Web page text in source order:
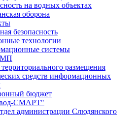
на водных объектах
оборона
безопасность
технологии
системы
территориального размещения
средств информационных
бюджет
СМАРТ"
администрации Слюдянского